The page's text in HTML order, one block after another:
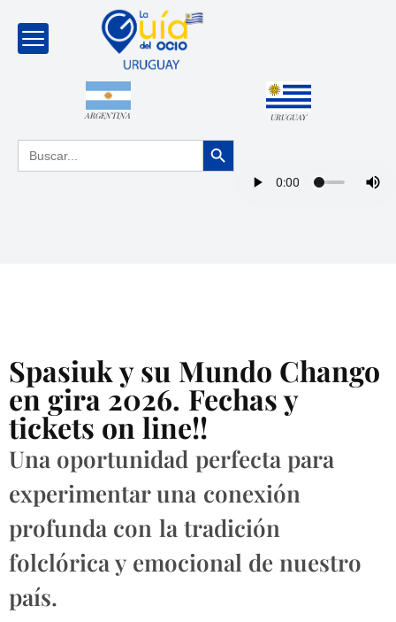
ARGENTINA URUGUAY
Buscar: Botón de búsqueda
Spasiuk y su Mundo Chango
en gira 2026. Fechas y
tickets on line!!
Una oportunidad perfecta para
experimentar una conexión
profunda con la tradición
folclórica y emocional de nuestro
país.